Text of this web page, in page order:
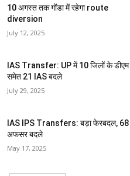
10 अगस्त तक गोंडा में रहेगा route
diversion
July 12, 2025
IAS Transfer: UP में 10 जिलों के डीएम
समेत 21 IAS बदले
July 29, 2025
IAS IPS Transfers: बड़ा फेरबदल, 68
अफसर बदले
May 17, 2025